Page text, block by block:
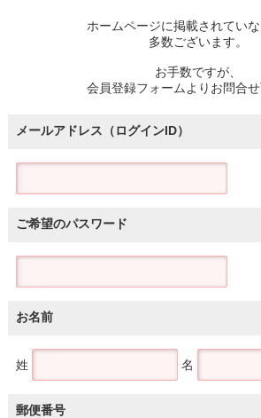
ホームページに掲載されてい
多数ございます。
お手数ですが、
会員登録フォームよりお問合せ
メールアドレス（ログインID）
ご希望のパスワード
お名前
姓 名
郵便番号